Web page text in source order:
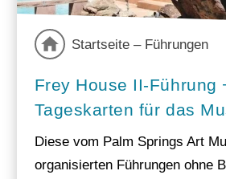
Startseite – Führungen
Frey House II-Führung
Tageskarten für das
Diese vom Palm Springs Art
organisierten Führungen ohne